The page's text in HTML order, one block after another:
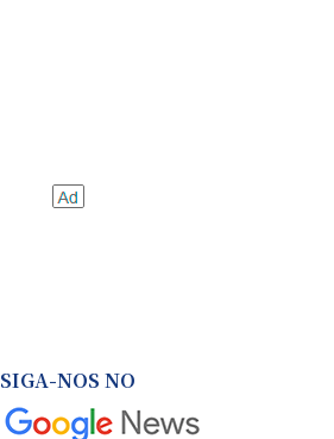
SIGA-NOS NO